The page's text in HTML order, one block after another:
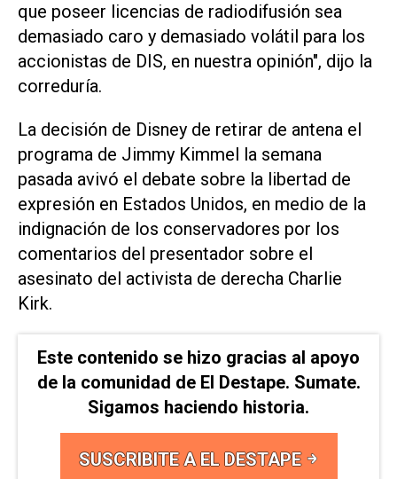
que poseer licencias de radiodifusión sea
demasiado caro y demasiado volátil para los
accionistas de DIS, en nuestra opinión", dijo la
correduría.
La decisión de Disney de retirar de antena el
programa de Jimmy Kimmel la semana
pasada avivó el debate sobre la libertad de
expresión en Estados Unidos, en medio de la
indignación de los conservadores por los
comentarios del presentador sobre el
asesinato del activista de derecha Charlie
Kirk.
Este contenido se hizo gracias al apoyo
de la comunidad de El Destape. Sumate.
Sigamos haciendo historia.
SUSCRIBITE A EL DESTAPE